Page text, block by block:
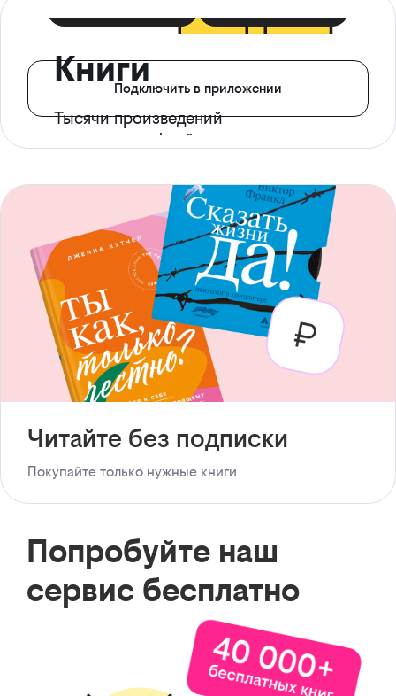
Книги
Тысячи произведений
с доступом офлайн
Подключить в приложении
Читайте без подписки
Покупайте только нужные книги
Попробуйте наш
сервис бесплатно